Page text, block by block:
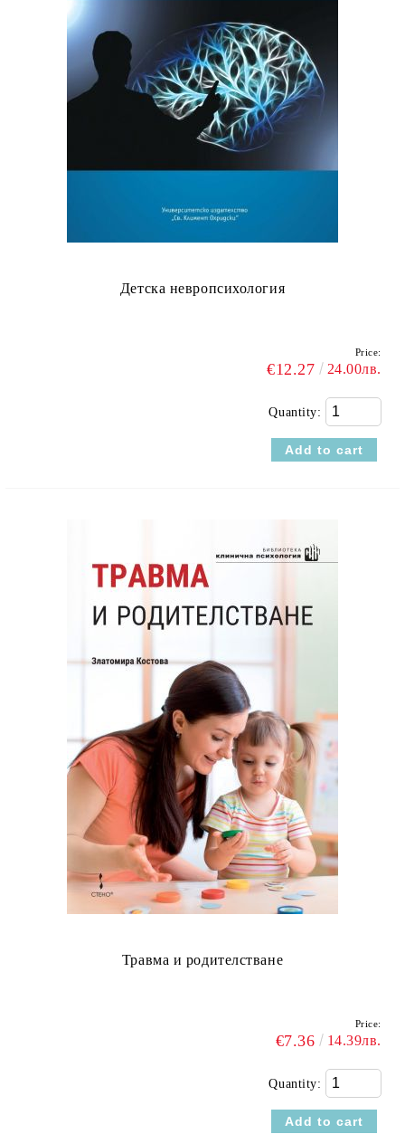
Детска невропсихология
Price:
€12.27 24.00лв.
Quantity:
Травма и родителстване
Price:
€7.36 14.39лв.
Quantity: